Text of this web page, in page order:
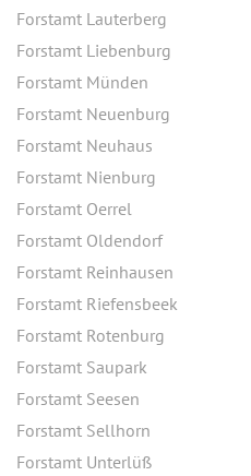
Forstamt Lauterberg
Forstamt Liebenburg
Forstamt Münden
Forstamt Neuenburg
Forstamt Neuhaus
Forstamt Nienburg
Forstamt Oerrel
Forstamt Oldendorf
Forstamt Reinhausen
Forstamt Riefensbeek
Forstamt Rotenburg
Forstamt Saupark
Forstamt Seesen
Forstamt Sellhorn
Forstamt Unterlüß